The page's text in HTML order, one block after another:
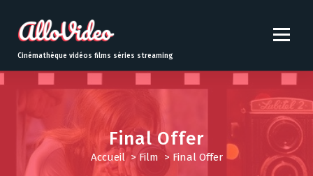
t
o
Cinémathèque vidéos films séries streaming
Final Offer
Accueil>Film > Final Offer